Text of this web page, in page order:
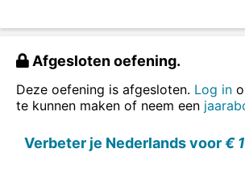
Afgesloten oefening.
Deze oefening is afgesloten. Log in
te kunnen maken of neem een
Verbeter je Nederlands voor€